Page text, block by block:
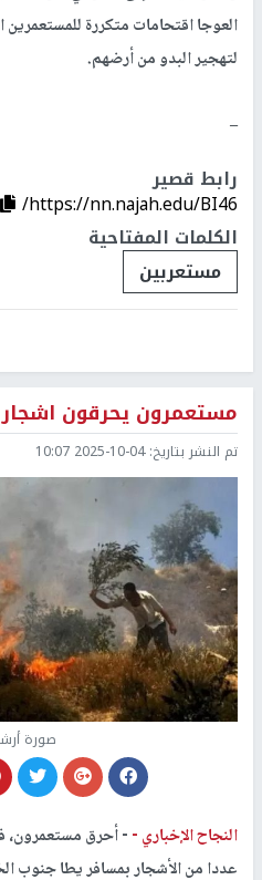
العوجا اقتحامات متكررة
لتهجير البدو من أرضهم.
_
رابط قصير
https://nn.najah.edu/BI46/
الكلمات المفتاحية
مستعربين
مستعمرون يحرقون
تم النشر بتاريخ:2025-10-04 10:07
صورة
النجاح الإخباري -- أحرق مستعمرون،
عددا من الأشجار بمسافر يطا جنوب